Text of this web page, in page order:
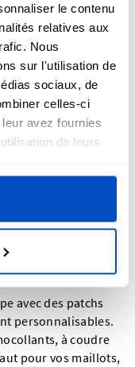
le contenu
relatives aux
Nous
sur l'utilisation de
sociaux, de
celles-ci
avez fournies
de leurs
sont réputés pour
utilisent des
conserver des
à la salle de
resteront
des
!
avec des patchs
personnalisables.
à coudre
pour vos maillots,